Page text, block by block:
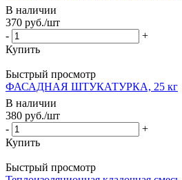
В наличии
370 руб./шт
-
+
Купить
Быстрый просмотр
ФАСАДНАЯ ШТУКАТУРКА, 25 кг
В наличии
380 руб./шт
-
+
Купить
Быстрый просмотр